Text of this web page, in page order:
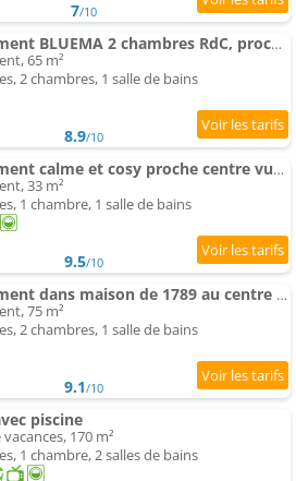
7/10
Appartement BLUEMA 2 chambres RdC, proche gare, vue sur le château
65 m²
2 chambres, 1 salle de bains
8.9/10
Appartement calme et cosy proche centre vue château
33 m²
1 chambre, 1 salle de bains
9.5/10
Appartement dans maison de 1789 au centre de Vitré
75 m²
2 chambres, 1 salle de bains
9.1/10
piscine
170 m²
1 chambre, 2 salles de bains